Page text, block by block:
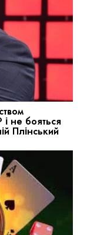
не бояться
Плінський